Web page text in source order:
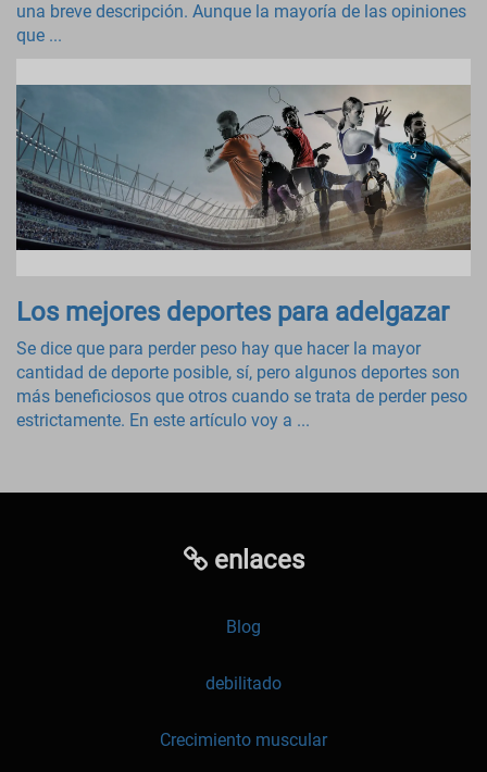
una breve descripción. Aunque la mayoría de las opiniones
que ...
Los mejores deportes para adelgazar
Se dice que para perder peso hay que hacer la mayor
cantidad de deporte posible, sí, pero algunos deportes son
más beneficiosos que otros cuando se trata de perder peso
estrictamente. En este artículo voy a ...
enlaces
Blog
debilitado
Crecimiento muscular